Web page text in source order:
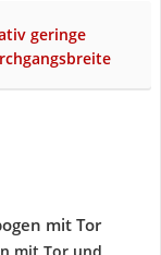
geringe
mit Tor